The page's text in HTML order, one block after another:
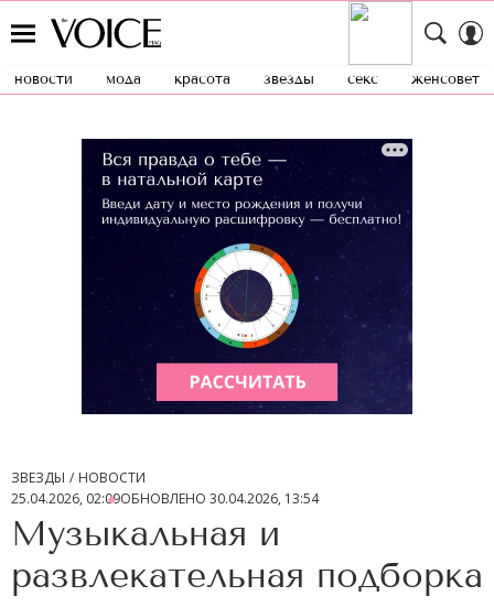
новости мода красота звезды секс женсовет
ЗВЕЗДЫ
НОВОСТИ
25.04.2026, 02:09ОБНОВЛЕНО 30.04.2026, 13:54
Музыкальная и
развлекательная подборка